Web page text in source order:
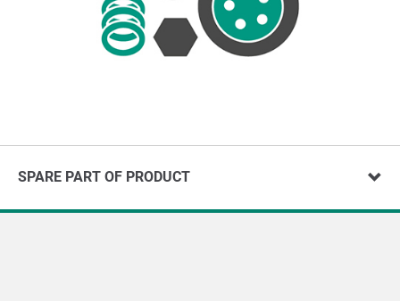
SPARE PART OF PRODUCT